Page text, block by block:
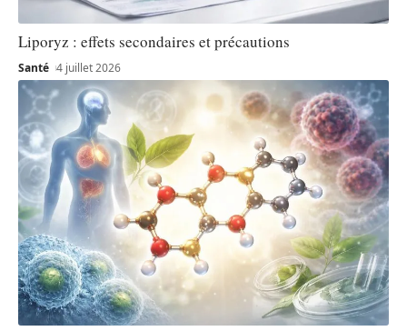
Liporyz : effets secondaires et précautions
Santé 4 juillet 2026